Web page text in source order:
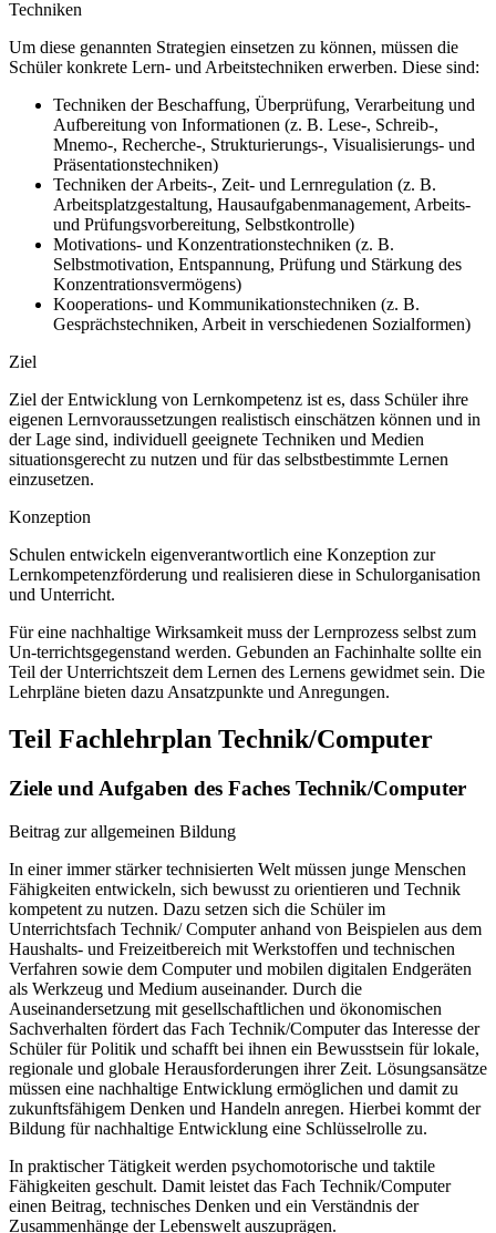
Techniken
Um diese genannten Strategien einsetzen zu können, müssen die
Schüler konkrete Lern- und Arbeitstechniken erwerben. Diese sind:
Techniken der Beschaffung, Überprüfung, Verarbeitung und
Aufbereitung von Informationen (z. B. Lese-, Schreib-,
Mnemo-, Recherche-, Strukturierungs-, Visualisierungs- und
Präsentationstechniken)
Techniken der Arbeits-, Zeit- und Lernregulation (z. B.
Arbeitsplatzgestaltung, Hausaufgabenmanagement, Arbeits-
und Prüfungsvorbereitung, Selbstkontrolle)
Motivations- und Konzentrationstechniken (z. B.
Selbstmotivation, Entspannung, Prüfung und Stärkung des
Konzentrationsvermögens)
Kooperations- und Kommunikationstechniken (z. B.
Gesprächstechniken, Arbeit in verschiedenen Sozialformen)
Ziel
Ziel der Entwicklung von Lernkompetenz ist es, dass Schüler ihre
eigenen Lernvoraussetzungen realistisch einschätzen können und in
der Lage sind, individuell geeignete Techniken und Medien
situationsgerecht zu nutzen und für das selbstbestimmte Lernen
einzusetzen.
Konzeption
Schulen entwickeln eigenverantwortlich eine Konzeption zur
Lernkompetenzförderung und realisieren diese in Schulorganisation
und Unterricht.
Für eine nachhaltige Wirksamkeit muss der Lernprozess selbst zum
Un-terrichtsgegenstand werden. Gebunden an Fachinhalte sollte ein
Teil der Unterrichtszeit dem Lernen des Lernens gewidmet sein. Die
Lehrpläne bieten dazu Ansatzpunkte und Anregungen.
Teil Fachlehrplan Technik/Computer
Ziele und Aufgaben des Faches Technik/Computer
Beitrag zur allgemeinen Bildung
In einer immer stärker technisierten Welt müssen junge Menschen
Fähigkeiten entwickeln, sich bewusst zu orientieren und Technik
kompetent zu nutzen. Dazu setzen sich die Schüler im
Unterrichtsfach Technik/ Computer anhand von Beispielen aus dem
Haushalts- und Freizeitbereich mit Werkstoffen und technischen
Verfahren sowie dem Computer und mobilen digitalen Endgeräten
als Werkzeug und Medium auseinander. Durch die
Auseinandersetzung mit gesellschaftlichen und ökonomischen
Sachverhalten fördert das Fach Technik/Computer das Interesse der
Schüler für Politik und schafft bei ihnen ein Bewusstsein für lokale,
regionale und globale Herausforderungen ihrer Zeit. Lösungsansätze
müssen eine nachhaltige Entwicklung ermöglichen und damit zu
zukunftsfähigem Denken und Handeln anregen. Hierbei kommt der
Bildung für nachhaltige Entwicklung eine Schlüsselrolle zu.
In praktischer Tätigkeit werden psychomotorische und taktile
Fähigkeiten geschult. Damit leistet das Fach Technik/Computer
einen Beitrag, technisches Denken und ein Verständnis der
Zusammenhänge der Lebenswelt auszuprägen.